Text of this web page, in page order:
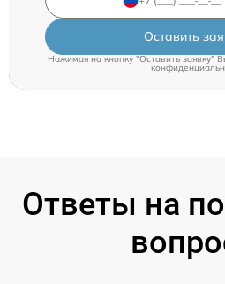
Оставить
Нажимая на кнопку "Оставить заявку"
Ответы на